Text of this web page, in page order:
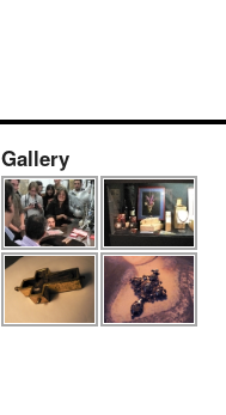
Gallery